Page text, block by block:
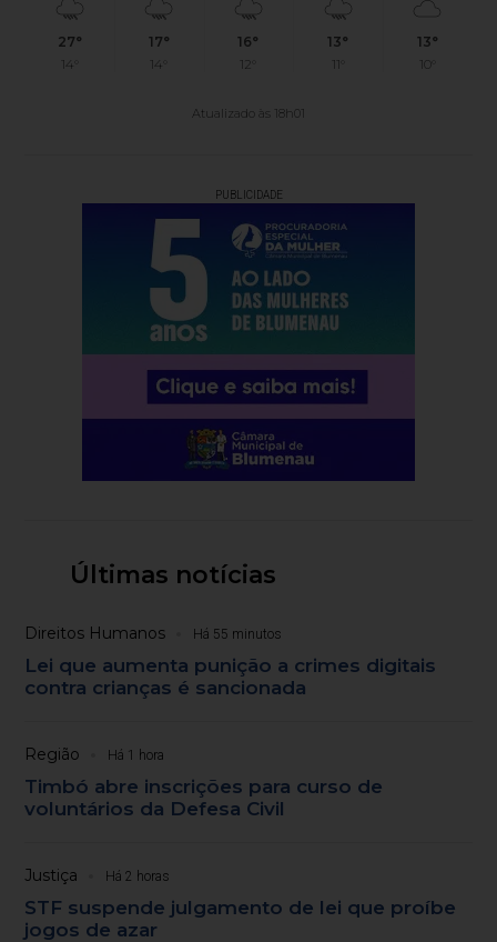
27°
14°
17°
14°
16°
12°
13°
11°
13°
10°
Atualizado às 18h01
PUBLICIDADE
Últimas notícias
Direitos Humanos Há 55 minutos
Lei que aumenta punição a crimes digitais
contra crianças é sancionada
Região Há 1 hora
Timbó abre inscrições para curso de
voluntários da Defesa Civil
Justiça Há 2 horas
STF suspende julgamento de lei que proíbe
jogos de azar